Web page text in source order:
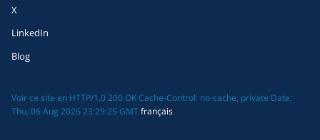
X
LinkedIn
Blog
Voir ce site en HTTP/1.0 200 OK Cache-Control: no-cache, private Date:
Thu, 06 Aug 2026 23:29:25 GMTfrançais